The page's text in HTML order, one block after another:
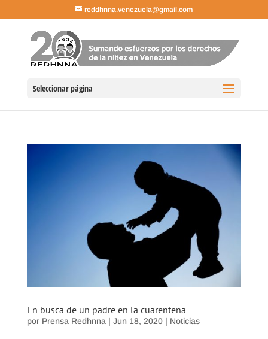
reddhnna.venezuela@gmail.com
Seleccionar página
En busca de un padre en la cuarentena
por Prensa Redhnna | Jun 18, 2020| Noticias